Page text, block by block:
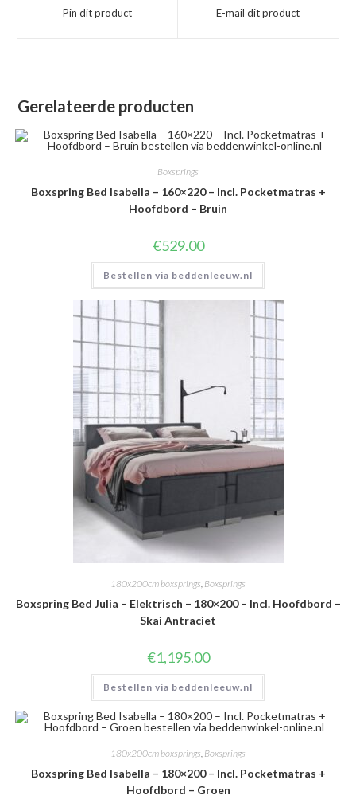
nieuw
Pin dit product
nieuw
E-mail dit product
Gerelateerde producten
Boxsprings
Boxspring Bed Isabella – 160×220 – Incl. Pocketmatras +
Hoofdbord – Bruin
€529.00
Bestellen via beddenleeuw.nl
180x200cm boxsprings Boxsprings
Boxspring Bed Julia – Elektrisch – 180×200 – Incl. Hoofdbord –
Skai Antraciet
€1,195.00
Bestellen via beddenleeuw.nl
180x200cm boxsprings, Boxsprings
Boxspring Bed Isabella – 180×200 – Incl. Pocketmatras +
Hoofdbord – Groen